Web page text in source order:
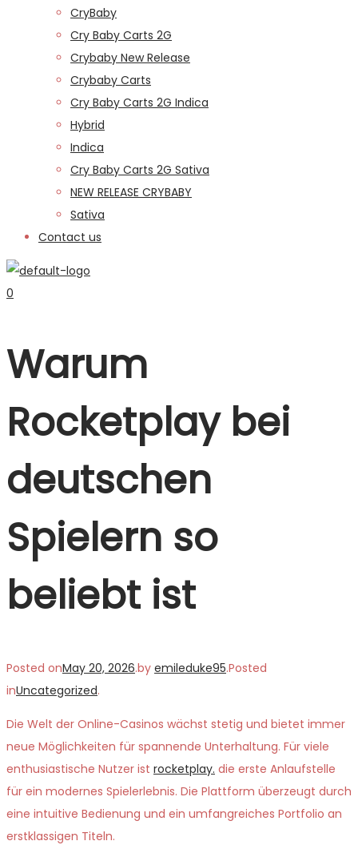
CryBaby
Cry Baby Carts 2G
Crybaby New Release
Crybaby Carts
Cry Baby Carts 2G Indica
Hybrid
Indica
Cry Baby Carts 2G Sativa
NEW RELEASE CRYBABY
Sativa
Contact us
0
Warum
Rocketplay bei
deutschen
Spielern so
beliebt ist
Posted onMay 20, 2026.by emileduke95.Posted
inUncategorized.
Die Welt der Online-Casinos wächst stetig und bietet immer
neue Möglichkeiten für spannende Unterhaltung. Für viele
enthusiastische Nutzer ist rocketplay. die erste Anlaufstelle
für ein modernes Spielerlebnis. Die Plattform überzeugt durch
eine intuitive Bedienung und ein umfangreiches Portfolio an
erstklassigen Titeln.